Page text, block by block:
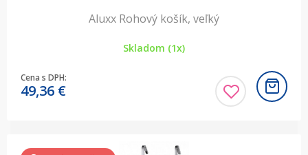
Aluxx Rohový košík, veľký
Skladom (1x)
Cena s DPH:
49,36 €